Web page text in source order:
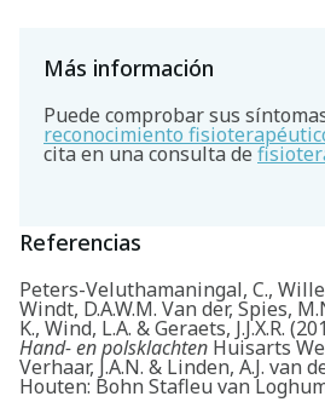
Más información
Puede comprobar sus
reconocimiento
cita en una consulta de
Referencias
Peters-Veluthamaningal, C.,
Windt, D.A.W.M. Van der, Spies,
K., Wind, L.A. & Geraets, J.J.X.R.
Hand- en polsklachten Huisarts
Verhaar, J.A.N. & Linden, A.J. van
Houten: Bohn Stafleu van